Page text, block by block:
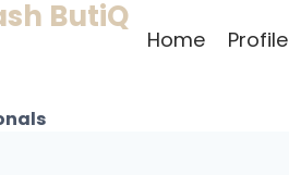
ButiQ
Home Profile